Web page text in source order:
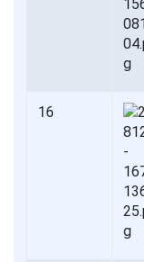
16